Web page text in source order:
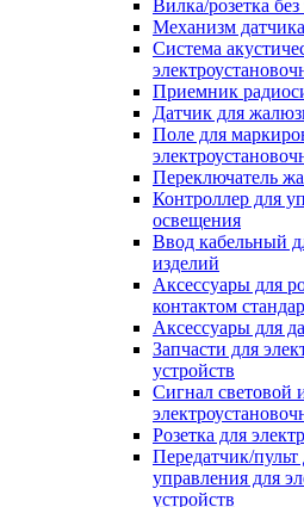
Вилка/розетка
Механизм
Система
Приемник
Датчик для
Поле для
Переключатель
Контроллер для
освещения
Ввод кабельный
изделий
Аксессуары для
контактом
Аксессуары для
Запчасти для
устройств
Сигнал
Розетка для
Передатчик/
управления для
устройств